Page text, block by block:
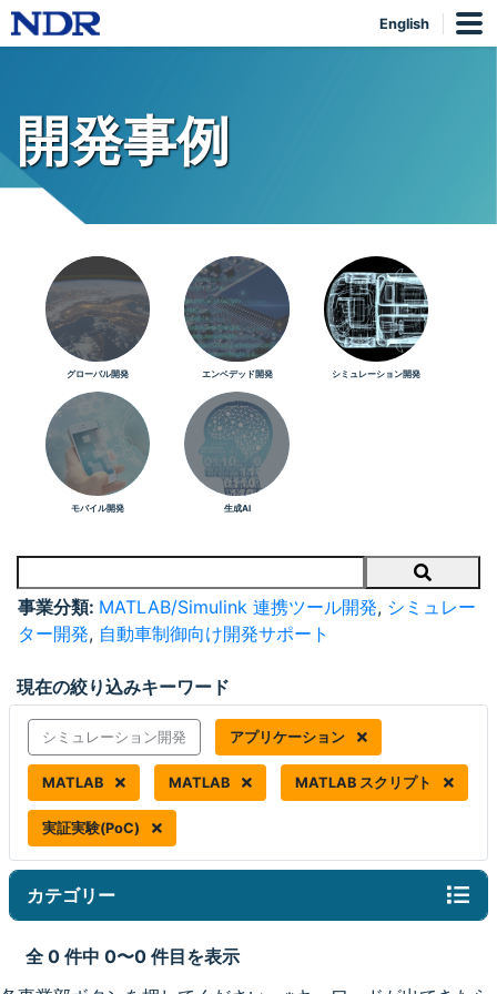
English
開発事例
グローバル開発 エンベデッド開発 シミュレーション開発
モバイル開発 生成AI
Search
事業分類: MATLAB/Simulink 連携ツール開発, シミュレー
ター開発, 自動車制御向け開発サポート
現在の絞り込みキーワード
シミュレーション開発 アプリケーション
MATLAB MATLAB MATLAB スクリプト
実証実験(PoC)
カテゴリー
全 0 件中 0〜0 件目を表示